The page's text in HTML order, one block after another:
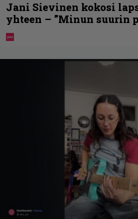
Jani Sievinen kokosi
yhteen – ”Minun suurin